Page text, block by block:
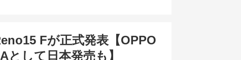
Fが正式発表【OPPO
として日本発売も】